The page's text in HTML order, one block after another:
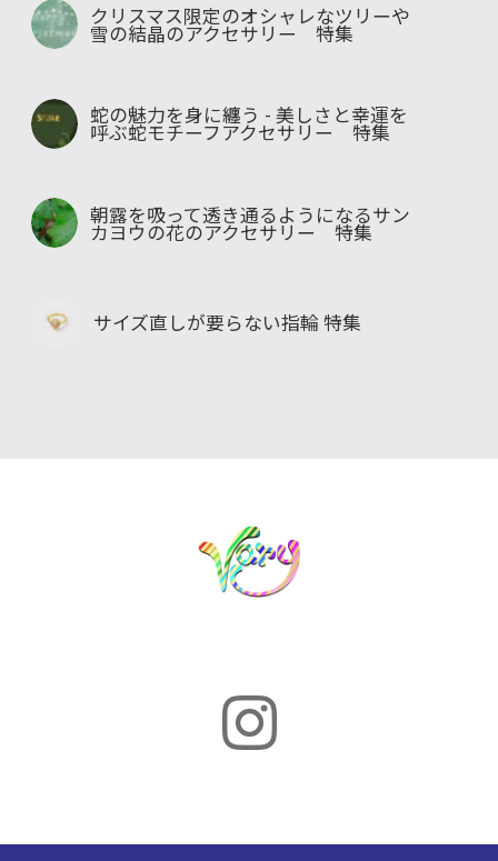
クリスマス限定のオシャレなツリーや
雪の結晶のアクセサリー 特集
蛇の魅力を身に纏う - 美しさと幸運を
呼ぶ蛇モチーフアクセサリー 特集
朝露を吸って透き通るようになるサン
カヨウの花のアクセサリー 特集
サイズ直しが要らない指輪 特集